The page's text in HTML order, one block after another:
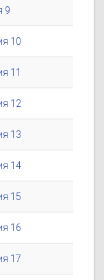
9
10
11
12
13
14
15
16
17